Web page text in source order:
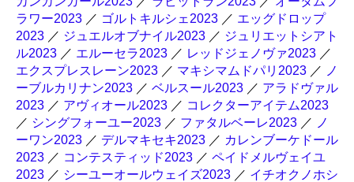
ラワー2023 ／ ゴルトキルシェ2023 ／ エッグドロップ
2023 ／ ジュエルオブナイル2023 ／ ジュリエットシアト
ル2023 ／ エルーセラ2023 ／ レッドジェノヴァ2023 ／
エクスプレスレーン2023 ／ マキシマムドパリ2023 ／ ノ
ーブルカリナン2023 ／ ベルスール2023 ／ アラドヴァル
2023 ／ アヴィオール2023 ／ コレクターアイテム2023
／ シングフォーユー2023 ／ ファタルベーレ2023 ／ ノ
ーワン2023 ／ デルマキセキ2023 ／ カレンブーケドール
2023 ／ コンテスティッド2023 ／ ペイドメルヴェイユ
2023 ／ シーユーオールウェイズ2023 ／ イチオクノホシ